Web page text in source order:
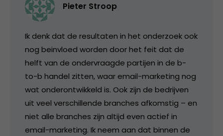
Pieter Stroop
Ik denk dat de resultaten in het onderzoek ook
nog beinvloed worden door het feit dat de
helft van de ondervraagde partijen in de b-
to-b handel zitten, waar email-marketing nog
wat onderontwikkeld is. Ook zijn de bedrijven
uit veel verschillende branches afkomstig – en
niet alle branches zijn altijd even actief in
email-marketing. Ik neem aan dat binnen de